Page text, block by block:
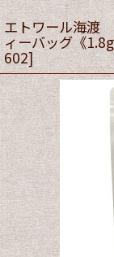
エトワール海
ィーバッグ《
602]